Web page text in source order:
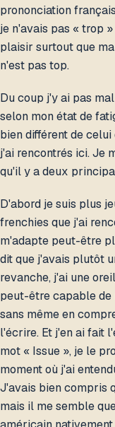
prononciation
je n'avais pas « trop
plaisir surtout que
n'est pas top.
Du coup j'y ai pas
selon mon état de
bien différent de
j'ai rencontrés ici. Je
qu'il y a deux
D'abord je suis plus
frenchies que j'ai
m'adapte peut-être
dit que j'avais plutôt
revanche, j'ai une
peut-être capable de
sans même en
l'écrire. Et j'en ai fait
mot « Issue », je le
moment où j'ai
J'avais bien compris
mais il me semble